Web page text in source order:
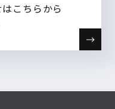
こちらから